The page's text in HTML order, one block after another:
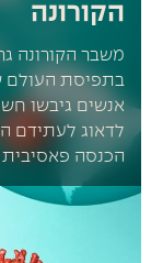
הקורונה
משבר הקורונה
בתפיסת העולם
אנשים גיבשו
לדאוג לעתידם
הכנסה פאסיבית